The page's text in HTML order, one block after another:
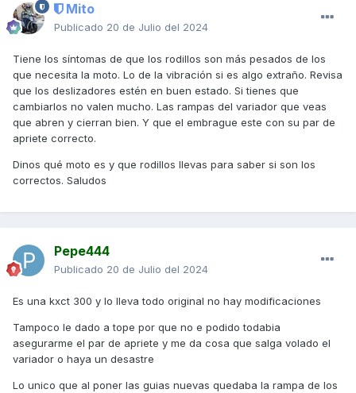
Mito
Publicado 20 de Julio del 2024
Tiene los síntomas de que los rodillos son más pesados de los
que necesita la moto. Lo de la vibración si es algo extraño. Revisa
que los deslizadores estén en buen estado. Si tienes que
cambiarlos no valen mucho. Las rampas del variador que veas
que abren y cierran bien. Y que el embrague este con su par de
apriete correcto.
Dinos qué moto es y que rodillos llevas para saber si son los
correctos. Saludos
Pepe444
Publicado 20 de Julio del 2024
Es una kxct 300 y lo lleva todo original no hay modificaciones
Tampoco le dado a tope por que no e podido todabia
asegurarme el par de apriete y me da cosa que salga volado el
variador o haya un desastre
Lo unico que al poner las guias nuevas quedaba la rampa de los